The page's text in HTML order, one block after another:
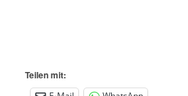
Teilen mit: